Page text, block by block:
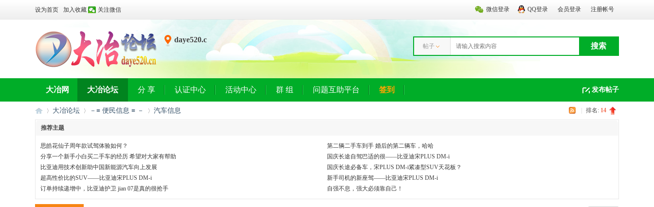
微信登录 QQ登录 会员登录 注册帐号
设为首页 加入收藏 关注微信
daye520.c
帖子 搜索
发布帖子
大冶网 大冶论坛 分 享 认证中心 活动中心 群 组 问题互助平台 签到
»
大冶论坛 －≡ 便民信息 ≡ －
›
汽车信息 排名: 14
推荐主题
思皓花仙子周年款试驾体验如何？
第二辆二手车到手 婚后的第二辆车，哈哈
分享一个新手小白买二手车的经历 希望对大家有帮助
国庆长途自驾巴适的很——比亚迪宋PLUS DM-i
比亚迪用技术创新助中国新能源汽车向上发展
国庆长途必备车，宋PLUS DM-i紧凑型SUV天花板？
超高性价比的SUV——比亚迪宋PLUS DM-i
新手司机的新座驾——比亚迪宋PLUS DM-i
订单持续递增中，比亚迪护卫 jian 07是真的很抢手
自强不息，强大必须靠自己！